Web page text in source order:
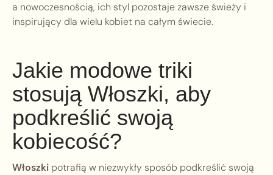
a nowoczesnością, ich styl pozostaje zawsze świeży i
inspirujący dla wielu kobiet na całym świecie.
Jakie modowe triki
stosują Włoszki, aby
podkreślić swoją
kobiecość?
Włoszki potrafią w niezwykły sposób podkreślić swoją